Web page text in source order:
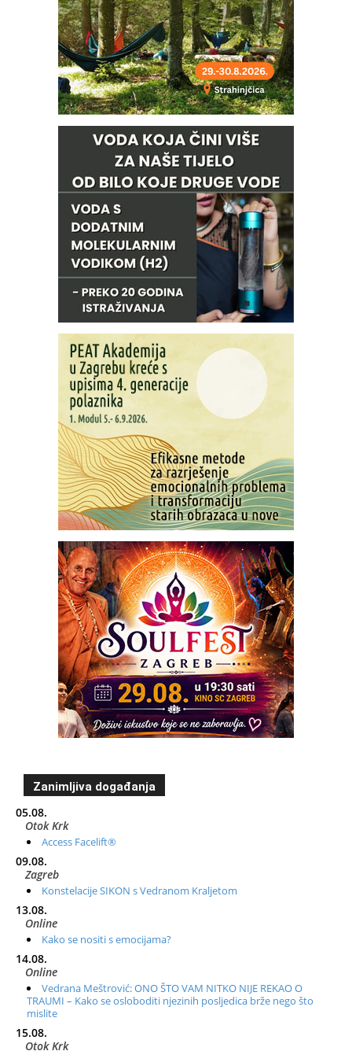
Zanimljiva događanja
05.08.
Otok Krk
Access Facelift®
09.08.
Zagreb
Konstelacije SIKON s Vedranom Kraljetom
13.08.
Online
Kako se nositi s emocijama?
14.08.
Online
Vedrana Meštrović: ONO ŠTO VAM NITKO NIJE REKAO O
TRAUMI – Kako se osloboditi njezinih posljedica brže nego što
mislite
15.08.
Otok Krk